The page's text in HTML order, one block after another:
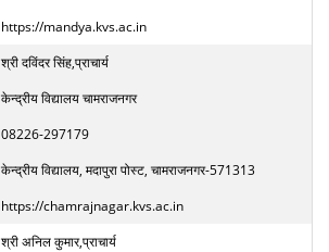
https://mandya.kvs.ac.in
श्री दविंदर सिंह,प्राचार्य
केन्द्रीय विद्यालय चामराजनगर
08226-297179
केन्द्रीय विद्यालय, मदापुरा पोस्ट, चामराजनगर-571313
https://chamrajnagar.kvs.ac.in
श्री अनिल कुमार,प्राचार्य